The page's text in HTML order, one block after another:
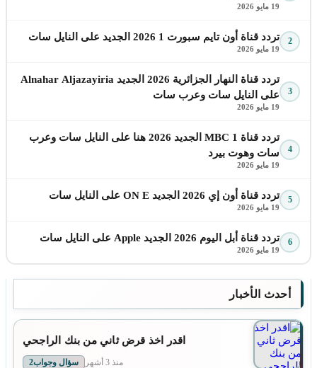
19 مايو 2026
2 تردد قناة أون تايم سبورت 1 2026 الجديد على النايل سات
19 مايو 2026
3
تردد قناة النهار الجزائرية 2026 الجديد Alnahar Aljazayiria
على النايل سات وعرب سات
19 مايو 2026
4
تردد قناة MBC 1 الجديد 2026 هنا على النايل سات وعرب
سات وهوت بيرد
19 مايو 2026
5 تردد قناة أون إي 2026 الجديد ON E على النايل سات
19 مايو 2026
6 تردد قناة أبل اليوم 2026 الجديد Apple على النايل سات
19 مايو 2026
أحدث الأخبار
اقدر اخذ قرض ثاني من بنك الراجحي
منذ 3 أشهر سؤال وجواب2